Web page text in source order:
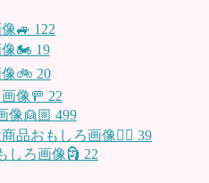
🚙 122
像🏍 19
像🚲 20
像🚥 22
像👱🏼 499
品おもしろ画像🙅‍♀️ 39
しろ画像🗿 22